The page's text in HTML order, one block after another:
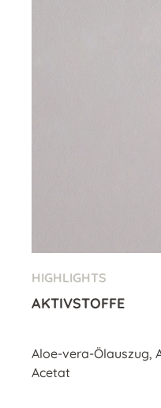
HIGHLIGHTS
AKTIVSTOFFE
Aloe-vera-Ölauszug,
Acetat